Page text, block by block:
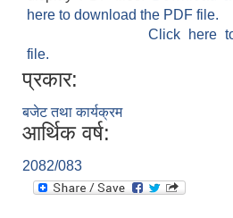
here to download the PDF file.
Click here
file.
प्रकार:
बजेट तथा कार्यक्रम
आर्थिक वर्ष:
2082/083